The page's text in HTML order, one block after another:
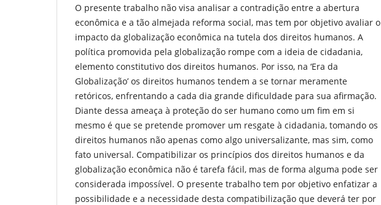
O presente trabalho não visa analisar a contradição entre a abertura
econômica e a tão almejada reforma social, mas tem por objetivo avaliar o
impacto da globalização econômica na tutela dos direitos humanos. A
política promovida pela globalização rompe com a ideia de cidadania,
elemento constitutivo dos direitos humanos. Por isso, na ‘Era da
Globalização’ os direitos humanos tendem a se tornar meramente
retóricos, enfrentando a cada dia grande dificuldade para sua afirmação.
Diante dessa ameaça à proteção do ser humano como um fim em si
mesmo é que se pretende promover um resgate à cidadania, tomando os
direitos humanos não apenas como algo universalizante, mas sim, como
fato universal. Compatibilizar os princípios dos direitos humanos e da
globalização econômica não é tarefa fácil, mas de forma alguma pode ser
considerada impossível. O presente trabalho tem por objetivo enfatizar a
possibilidade e a necessidade desta compatibilização que deverá ter por